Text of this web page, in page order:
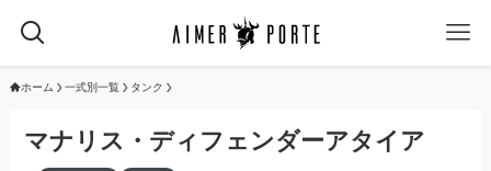
ホーム 一式別一覧 タンク
マナリス・ディフェンダーアタイア